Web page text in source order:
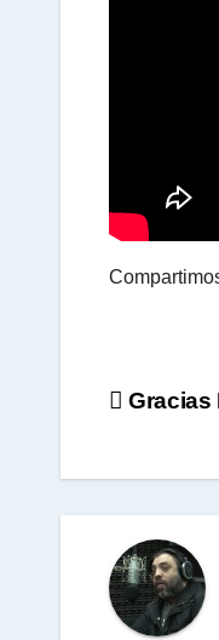
Gracias